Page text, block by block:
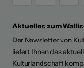
Aktuelles zum
Der Newsletter von
liefert Ihnen das
Kulturlandschaft